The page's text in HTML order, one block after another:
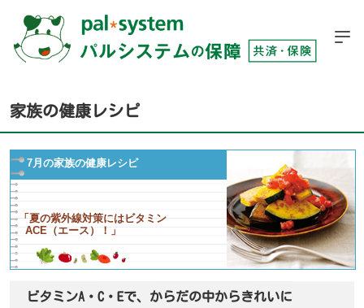
家族の健康レシピ
7月の家族の健康レシピ
「夏の紫外線対策にはビタミン
ACE（エース）！」
ビタミンA・C・Eで、からだの中からきれいに